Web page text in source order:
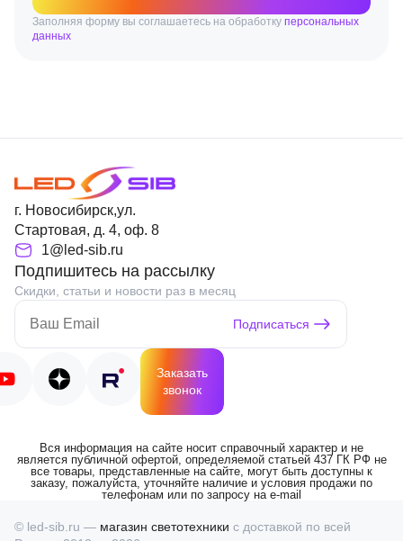
Заполняя форму вы соглашаетесь на обработку персональных
данных
г. Новосибирск,ул.
Стартовая, д. 4, оф. 8
1@led-sib.ru
Подпишитесь на рассылку
Скидки, статьи и новости раз в месяц
Подписаться
Заказать
звонок
Вся информация на сайте носит справочный характер и не
является публичной офертой, определяемой статьей 437 ГК РФ не
все товары, представленные на сайте, могут быть доступны к
заказу, пожалуйста, уточняйте наличие и условия продажи по
телефонам или по запросу на e-mail
© led-sib.ru — магазин светотехники с доставкой по всей